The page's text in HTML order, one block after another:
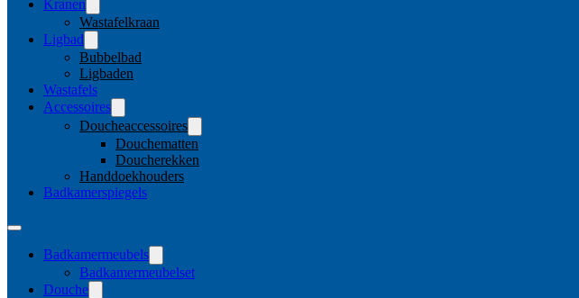
Kranen
Wastafelkraan
Ligbad
Bubbelbad
Ligbaden
Wastafels
Accessoires
Doucheaccessoires
Douchematten
Doucherekken
Handdoekhouders
Badkamerspiegels
Badkamermeubels
Badkamermeubelset
Douche